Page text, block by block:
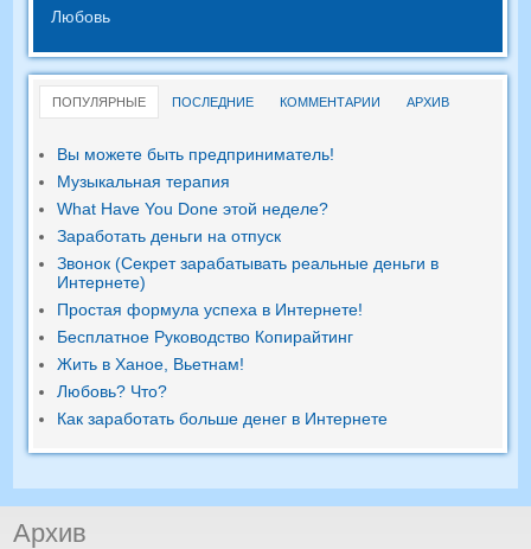
Любовь
ПОПУЛЯРНЫЕ ПОСЛЕДНИЕ КОММЕНТАРИИ АРХИВ
Вы можете быть предприниматель!
Музыкальная терапия
What Have You Done этой неделе?
Заработать деньги на отпуск
Звонок (Секрет зарабатывать реальные деньги в
Интернете)
Простая формула успеха в Интернете!
Бесплатное Руководство Копирайтинг
Жить в Ханое, Вьетнам!
Любовь? Что?
Как заработать больше денег в Интернете
Архив